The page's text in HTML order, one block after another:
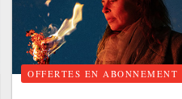
OFFERTES EN ABONNEMENT